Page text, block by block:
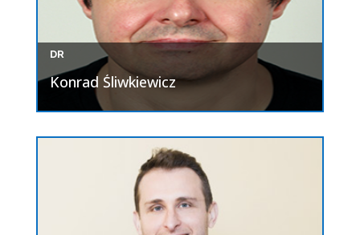
DR
Konrad Śliwkiewicz